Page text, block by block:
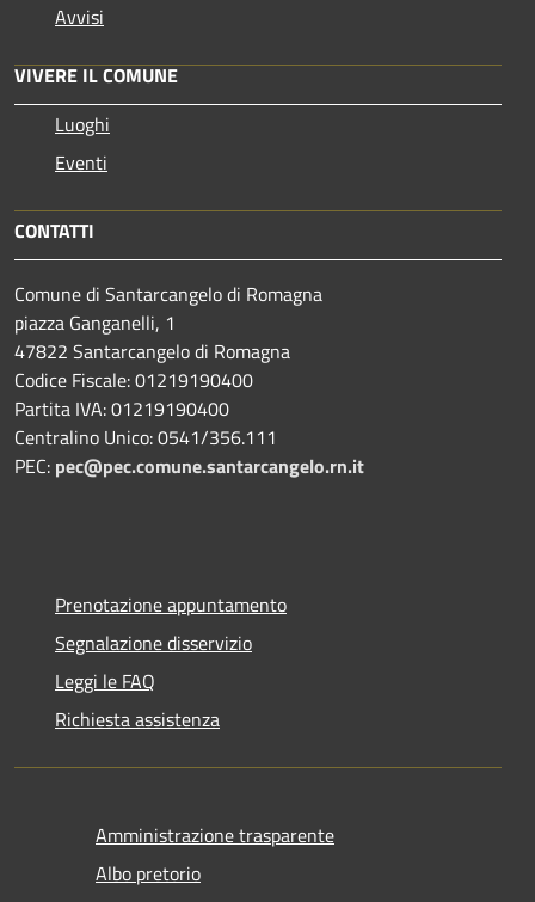
Avvisi
VIVERE IL COMUNE
Luoghi
Eventi
CONTATTI
Comune di Santarcangelo di Romagna
piazza Ganganelli, 1
47822 Santarcangelo di Romagna
Codice Fiscale: 01219190400
Partita IVA: 01219190400
Centralino Unico: 0541/356.111
PEC: pec@pec.comune.santarcangelo.rn.it
Prenotazione appuntamento
Segnalazione disservizio
Leggi le FAQ
Richiesta assistenza
Amministrazione trasparente
Albo pretorio